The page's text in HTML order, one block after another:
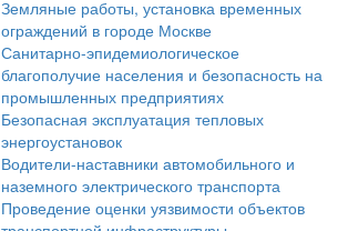
Земляные работы, установка временных
ограждений в городе Москве
Санитарно-эпидемиологическое
благополучие населения и безопасность на
промышленных предприятиях
Безопасная эксплуатация тепловых
энергоустановок
Водители-наставники автомобильного и
наземного электрического транспорта
Проведение оценки уязвимости объектов